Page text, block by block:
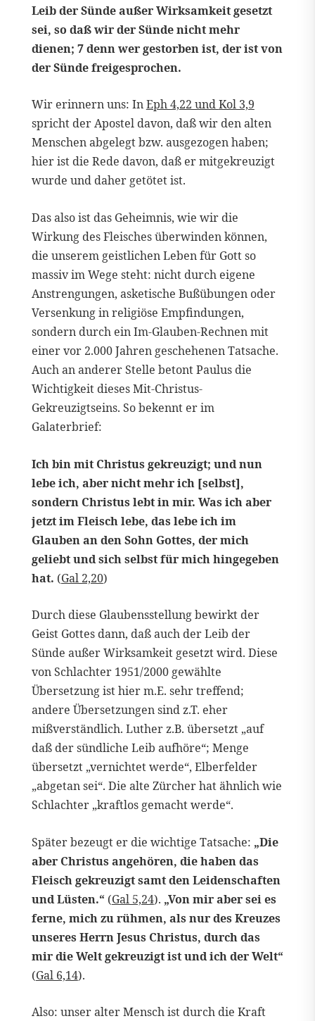
Leib der Sünde außer Wirksamkeit gesetzt
sei, so daß wir der Sünde nicht mehr
dienen; 7 denn wer gestorben ist, der ist von
der Sünde freigesprochen.
Wir erinnern uns: InEph 4,22 undKol 3,9
spricht der Apostel davon, daß wir den alten
Menschen abgelegt bzw. ausgezogen haben;
hier ist die Rede davon, daß er mitgekreuzigt
wurde und daher getötet ist.
Das also ist das Geheimnis, wie wir die
Wirkung des Fleisches überwinden können,
die unserem geistlichen Leben für Gott so
massiv im Wege steht: nicht durch eigene
Anstrengungen, asketische Bußübungen oder
Versenkung in religiöse Empfindungen,
sondern durch ein Im-Glauben-Rechnen mit
einer vor 2.000 Jahren geschehenen Tatsache.
Auch an anderer Stelle betont Paulus die
Wichtigkeit dieses Mit-Christus-
Gekreuzigtseins. So bekennt er im
Galaterbrief:
Ich bin mit Christus gekreuzigt; und nun
lebe ich, aber nicht mehr ich [selbst],
sondern Christus lebt in mir. Was ich aber
jetzt im Fleisch lebe, das lebe ich im
Glauben an den Sohn Gottes, der mich
geliebt und sich selbst für mich hingegeben
hat. (Gal 2,20)
Durch diese Glaubensstellung bewirkt der
Geist Gottes dann, daß auch der Leib der
Sünde außer Wirksamkeit gesetzt wird. Diese
von Schlachter 1951/2000 gewählte
Übersetzung ist hier m.E. sehr treffend;
andere Übersetzungen sind z.T. eher
mißverständlich. Luther z.B. übersetzt „auf
daß der sündliche Leib aufhöre“; Menge
übersetzt „vernichtet werde“, Elberfelder
„abgetan sei“. Die alte Zürcher hat ähnlich wie
Schlachter „kraftlos gemacht werde“.
Später bezeugt er die wichtige Tatsache: „Die
aber Christus angehören, die haben das
Fleisch gekreuzigt samt den Leidenschaften
und Lüsten.“ (Gal 5,24). „Von mir aber sei es
ferne, mich zu rühmen, als nur des Kreuzes
unseres Herrn Jesus Christus, durch das
mir die Welt gekreuzigt ist und ich der Welt“
(Gal 6,14).
Also: unser alter Mensch ist durch die Kraft